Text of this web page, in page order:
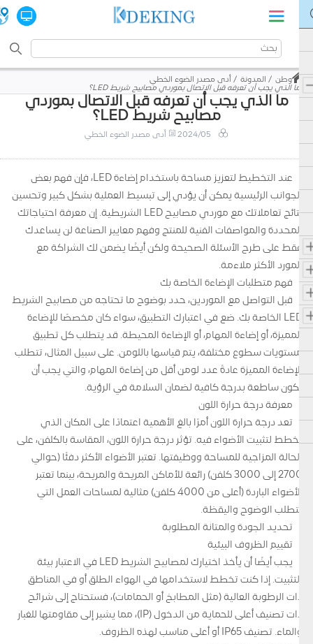
وطن المدونة
أدى مصدر الضوء الخطي
ما الذي يجب أن تعرفه قبل الاتصال بموردي مصابيح شريط LED؟
ما الذي يجب أن تعرفه قبل الاتصال بموردي
مصابيح شريط LED؟
2024/05 أدى مصدر الضوء الخطي
عند التخطيط لتعزيز مساحة باستخدام إضاءة LED، فإن فهم بعض
الجوانب الرئيسية يمكن أن يؤدي إلى تبسيط العملية بشكل كبير وتحسين
نتائج تعاملاتك مع موردي مصابيح LED الشريطية. إن معرفة احتياجاتك
المحددة والمواصفات الفنية للمنتج وفهم معايير الصناعة لن يساعدك
فقط على طرح الأسئلة الصحيحة ولكن أيضًا يضمن لك الشراكة مع
المورد الأكثر ملاءمة.
فهم متطلبات الإضاءة الخاصة بك
قبل التواصل مع الموردين، حدد بوضوح ما تحتاجه من مصابيح الشريط
LED الخاصة بك. ضع في اعتبارك التطبيق، سواء كان مخصصًا للإضاءة
المميزة، أو إضاءة المهام، أو الإضاءة المحيطة. قد يتطلب كل تطبيق
مستويات سطوع مختلفة، يتم قياسها باللومن. على سبيل المثال، تتطلب
الإضاءة المميزة عادةً عدد لومن أقل من إضاءة المهام، والتي يجب أن
تكون ساطعة بدرجة كافية لضمان السلامة في الرؤية.
معرفة درجة حرارة اللون
تعد درجة حرارة اللون أمرًا بالغ الأهمية اعتمادًا على المكان الذي
تخطط لتثبيت الأضواء فيه. تؤثر درجة حرارة اللون، المقاسة بالكلفن، على
الحالة المزاجية للمساحة ووظيفتها. تعتبر الأضواء الأكثر دفئًا (حوالي
2700 إلى 3000 كلفن) رائعة للأماكن المريحة والمريحة، بينما تعتبر
الأضواء الباردة (أعلى من 4000 كلفن) مثالية لمساحات العمل التي
تتطلب الوضوح واليقظة.
تحديد الجودة والمتانة المطلوبة
تقييم الظروف البيئية
يجب أيضًا أن يأخذ اختيارك لمصابيح الشريط LED في الاعتبار بيئة
التثبيت. إذا كنت تخطط لاستخدامها في الهواء الطلق أو في المناطق
ذات الرطوبة العالية (مثل المطابخ أو الحمامات)، فستحتاج إلى شرائح
ذات تصنيف أعلى للحماية من الدخول (IP)، مما يشير إلى مقاومتها للغبار
والماء. تصنيف IP65 أو أعلى مناسب لهذه الظروف.